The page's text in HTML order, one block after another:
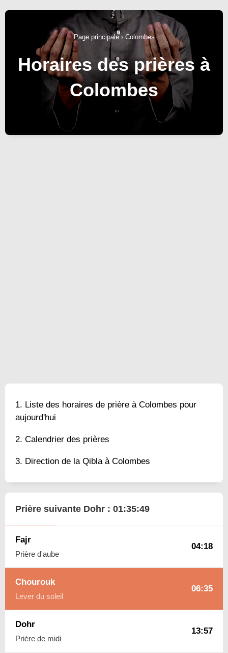
Page principale› Colombes
Horaires des prières à
Colombes
Liste des horaires de prière à Colombes pour
aujourd'hui
Calendrier des prières
Direction de la Qibla à Colombes
Prière suivante Dohr : 01:35:48
Fajr
Prière d'aube
04:18
Chourouk
Lever du soleil
06:35
Dohr
Prière de midi
13:57